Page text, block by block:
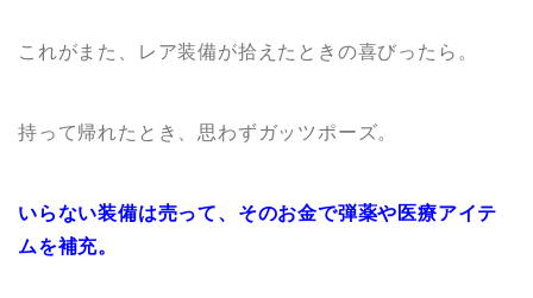
これがまた、レア装備が拾えたときの喜びったら。
持って帰れたとき、思わずガッツポーズ。
いらない装備は売って、そのお金で弾薬や医療アイテ
ムを補充。